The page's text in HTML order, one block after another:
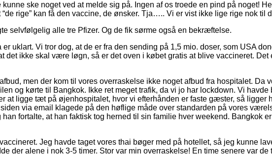
ske noget ved at melde sig på. Ingen af os troede en pind på noget!
rige” kan få den vaccine, de ønsker. Tja….. Vi er vist ikke lige rige nok til
selvfølgelig alle tre Pfizer. Og de fik sørme også en bekræftelse.
uklart. Vi tror dog, at de er fra den sending på 1,5 mio. doser, som USA
ikke skal være løgn, så er det oven i købet gratis at blive vaccineret. Det
men der kom til vores overraskelse ikke noget afbud fra hospitalet. Da
og kørte til Bangkok. Ikke ret meget trafik, da vi jo har lockdown. Vi
at ligge tæt på øjenhospitalet, hvor vi efterhånden er faste gæster, så ligger
via email klagede på den høflige måde over standarden på vores
fortalte, at han faktisk tog herned til sin familie hver weekend. Bangkok
Jeg havde taget vores thai bøger med på hotellet, så jeg kunne
der alene i nok 3-5 timer. Stor var min overraskelse! En time senere var